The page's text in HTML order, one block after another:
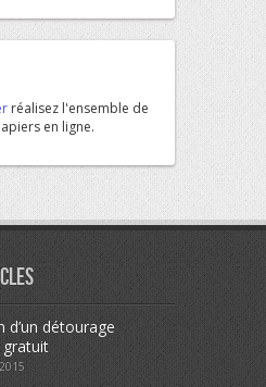
réalisez l'ensemble de
en ligne.
d’un détourage